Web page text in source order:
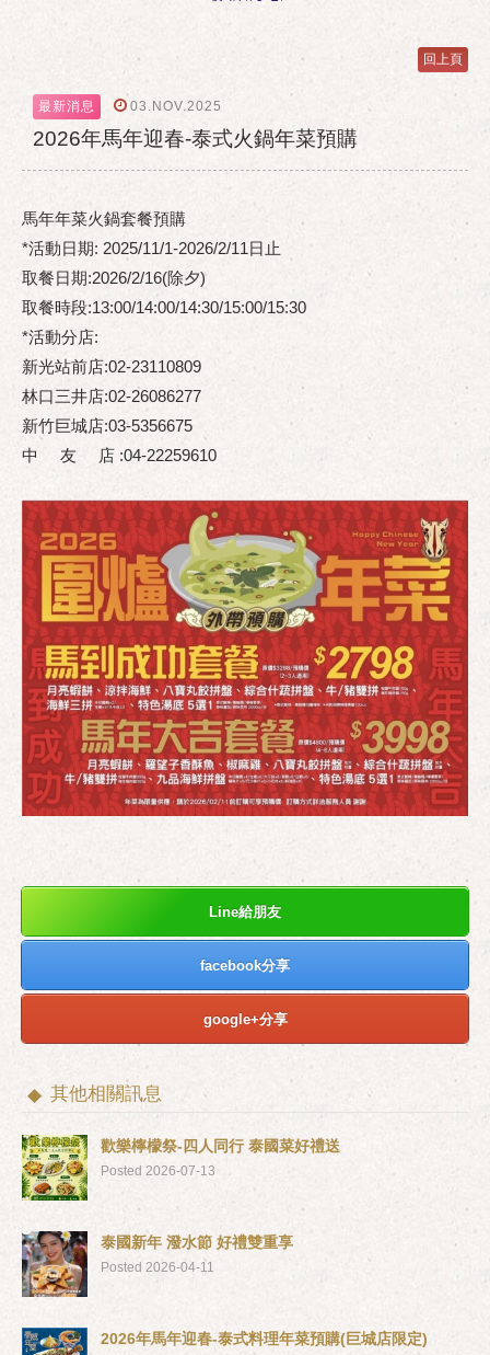
回上頁
最新消息 03.NOV.2025
2026年馬年迎春-泰式火鍋年菜預購
馬年年菜火鍋套餐預購
*活動日期: 2025/11/1-2026/2/11日止
取餐日期:2026/2/16(除夕)
取餐時段:13:00/14:00/14:30/15:00/15:30
*活動分店:
新光站前店:02-23110809
林口三井店:02-26086277
新竹巨城店:03-5356675
中 友 店 :04-22259610
Line給朋友
facebook分享
google+分享
其他相關訊息
歡樂檸檬祭-四人同行 泰國菜好禮送
Posted 2026-07-13
泰國新年 潑水節 好禮雙重享
Posted 2026-04-11
2026年馬年迎春-泰式料理年菜預購(巨城店限定)